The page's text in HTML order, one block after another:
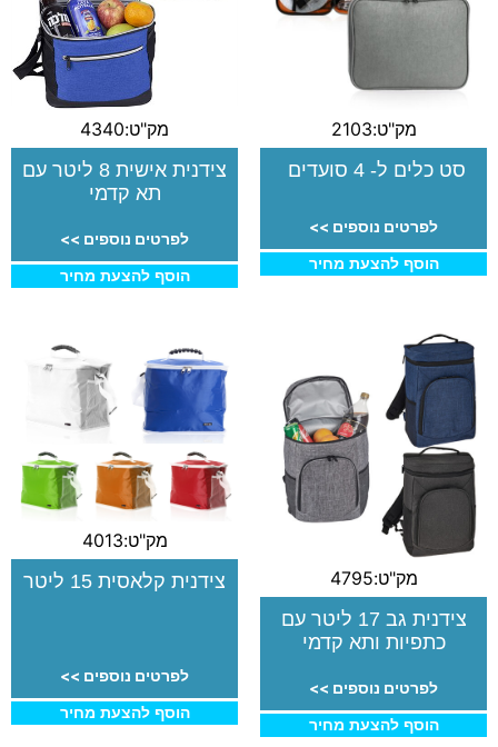
מק"ט:2103
סט כלים ל- 4 סועדים
לפרטים נוספים >>
הוסף להצעת מחיר
מק"ט:4340
צידנית אישית 8 ליטר עם
תא קדמי
לפרטים נוספים >>
הוסף להצעת מחיר
מק"ט:4795
צידנית גב 17 ליטר עם
כתפיות ותא קדמי
לפרטים נוספים >>
הוסף להצעת מחיר
מק"ט:4013
צידנית קלאסית 15 ליטר
לפרטים נוספים >>
הוסף להצעת מחיר